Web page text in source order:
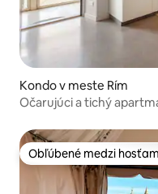
Kondo v meste Rím
Očarujúci a tichý
Obľúbené medzi
Obľúbené medzi